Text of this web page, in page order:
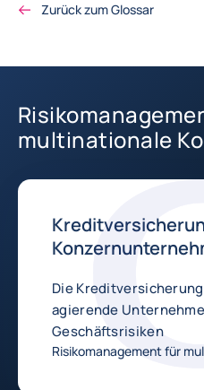
Zurück zum Glossar
multinationale
Die
agierende
Geschäftsrisiken
Risikomanagement für